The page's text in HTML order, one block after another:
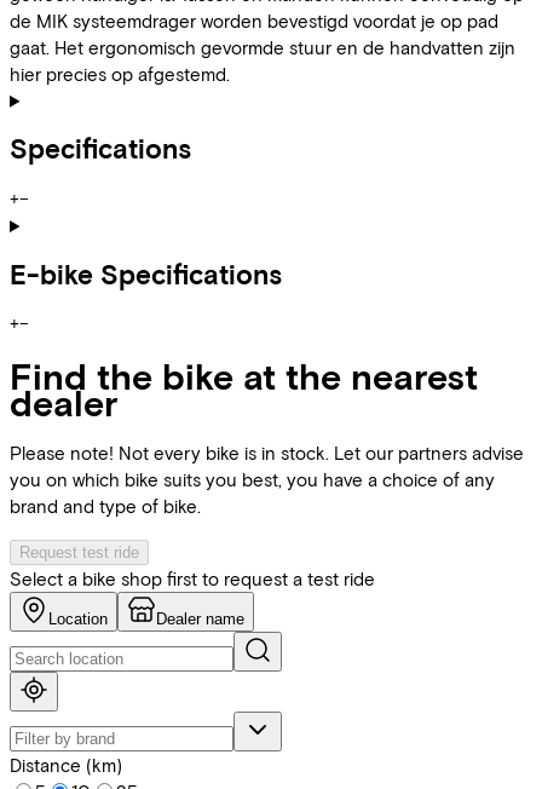
de MIK systeemdrager worden bevestigd voordat je op pad
gaat. Het ergonomisch gevormde stuur en de handvatten zijn
hier precies op afgestemd.
Specifications
+−
E-bike Specifications
+−
Find the bike at the nearest
dealer
Please note! Not every bike is in stock. Let our partners advise
you on which bike suits you best, you have a choice of any
brand and type of bike.
Request test ride
Select a bike shop first to request a test ride
Location Dealer name
Distance (km)